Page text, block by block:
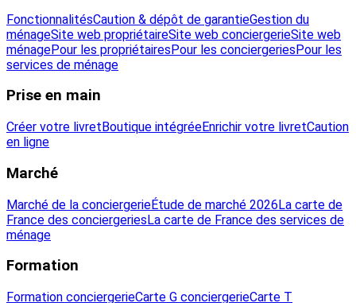
FonctionnalitésCaution & dépôt de garantieGestion du
ménageSite web propriétaireSite web conciergerieSite web
ménagePour les propriétairesPour les conciergeriesPour les
services de ménage
Prise en main
Créer votre livretBoutique intégréeEnrichir votre livretCaution
en ligne
Marché
Marché de la conciergerieÉtude de marché 2026La carte de
France des conciergeriesLa carte de France des services de
ménage
Formation
Formation conciergerieCarte G conciergerieCarte T